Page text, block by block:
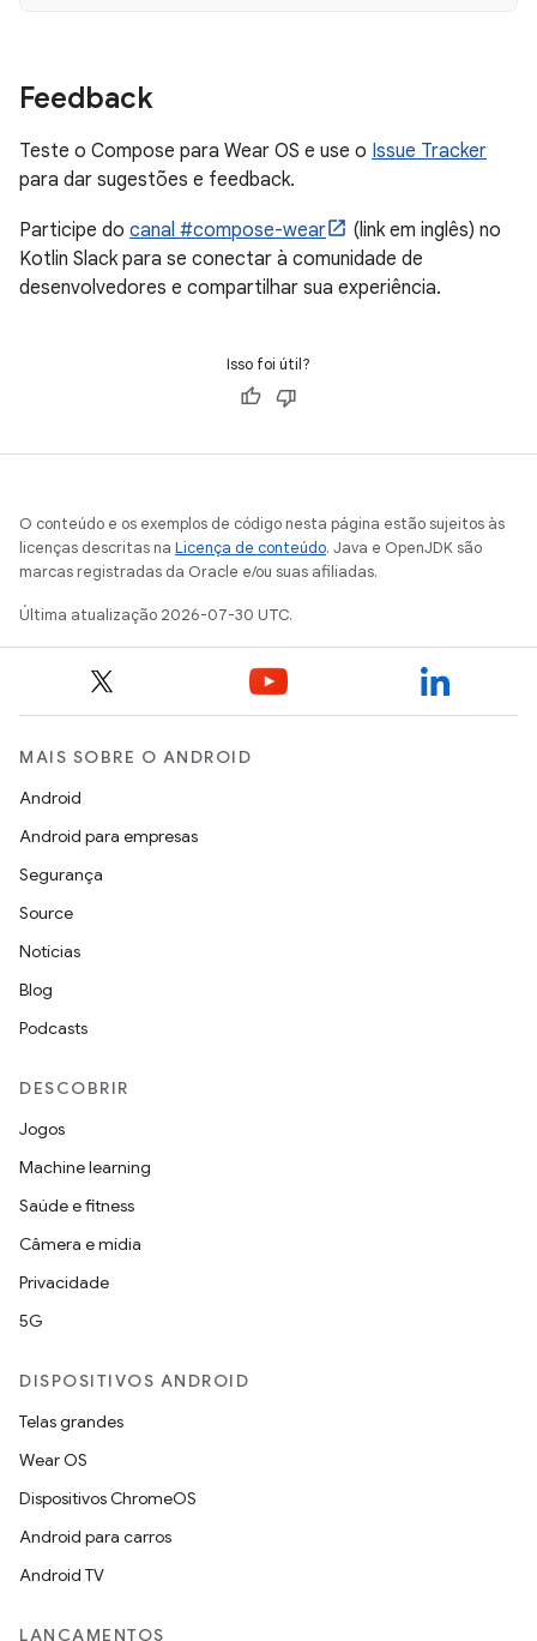
Feedback
Teste o Compose para Wear OS e use o Issue Tracker
para dar sugestões e feedback.
Participe do canal #compose-wear
(link em inglês) no
Kotlin Slack para se conectar à comunidade de
desenvolvedores e compartilhar sua experiência.
Isso foi útil?
O conteúdo e os exemplos de código nesta página estão sujeitos às
licenças descritas na Licença de conteúdo. Java e OpenJDK são
marcas registradas da Oracle e/ou suas afiliadas.
Última atualização 2026-07-30 UTC.
MAIS SOBRE O ANDROID
Android
Android para empresas
Segurança
Source
Notícias
Blog
Podcasts
DESCOBRIR
Jogos
Machine learning
Saúde e fitness
Câmera e mídia
Privacidade
5G
DISPOSITIVOS ANDROID
Telas grandes
Wear OS
Dispositivos ChromeOS
Android para carros
Android TV
LANÇAMENTOS